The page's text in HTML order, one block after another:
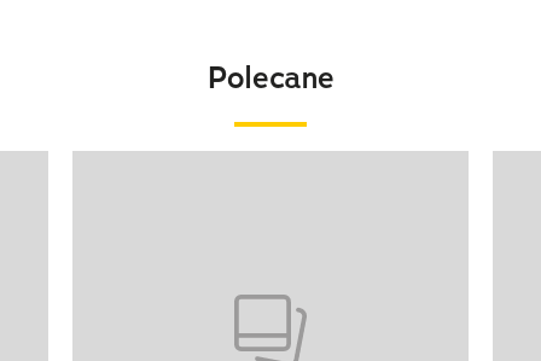
Polecane